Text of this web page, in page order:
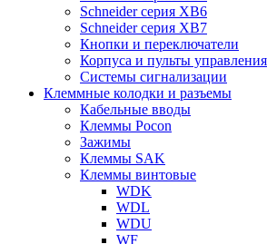
Schneider серия XB6
Schneider серия XB7
Кнопки и переключатели
Корпуса и пульты управления
Системы сигнализации
Клеммные колодки и разъемы
Кабельные вводы
Клеммы Pocon
Зажимы
Клеммы SAK
Клеммы винтовые
WDK
WDL
WDU
WF